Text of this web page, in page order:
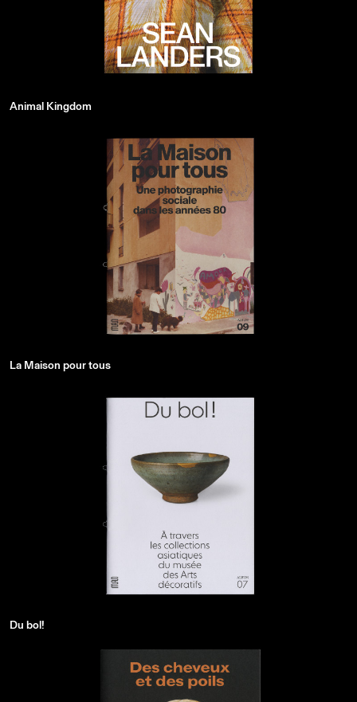
Animal Kingdom
La Maison pour tous
Du bol!